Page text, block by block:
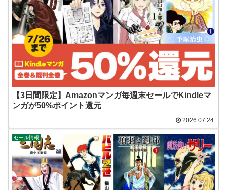
【3日間限定】Amazonマンガ毎週末セールでKindleマ
ンガが50%ポイント還元
2026.07.24
セール情報